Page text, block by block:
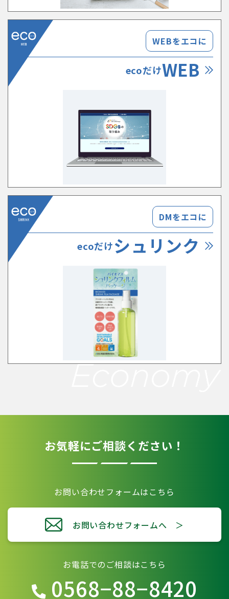
WEBをエコに
ecoだけWEB
DMをエコに
ecoだけシュリンク
お気軽にご相談ください！
お問い合わせフォームはこちら
お問い合わせフォームへ ＞
お電話でのご相談はこちら
0568−88−8420